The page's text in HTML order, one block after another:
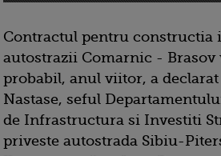
Contractul pentru constructia
autostrazii Comarnic - Brasov
probabil, anul viitor, a
Nastase, seful
de Infrastructura si Investiti
priveste autostrada Sibiu-